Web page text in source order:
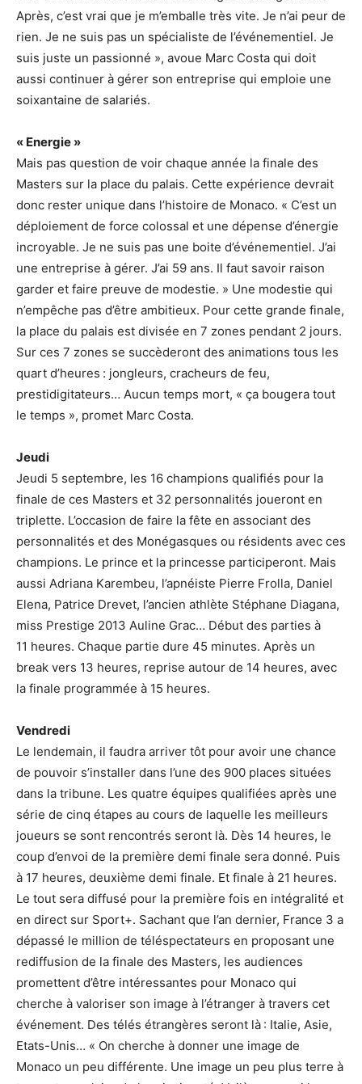
Après, c’est vrai que je m’emballe très vite. Je n’ai peur de
rien. Je ne suis pas un spécialiste de l’événementiel. Je
suis juste un passionné », avoue Marc Costa qui doit
aussi continuer à gérer son entreprise qui emploie une
soixantaine de salariés.
« Energie »
Mais pas question de voir chaque année la finale des
Masters sur la place du palais. Cette expérience devrait
donc rester unique dans l’histoire de Monaco. « C’est un
déploiement de force colossal et une dépense d’énergie
incroyable. Je ne suis pas une boite d’événementiel. J’ai
une entreprise à gérer. J’ai 59 ans. Il faut savoir raison
garder et faire preuve de modestie. » Une modestie qui
n’empêche pas d’être ambitieux. Pour cette grande finale,
la place du palais est divisée en 7 zones pendant 2 jours.
Sur ces 7 zones se succèderont des animations tous les
quart d’heures : jongleurs, cracheurs de feu,
prestidigitateurs… Aucun temps mort, « ça bougera tout
le temps », promet Marc Costa.
Jeudi
Jeudi 5 septembre, les 16 champions qualifiés pour la
finale de ces Masters et 32 personnalités joueront en
triplette. L’occasion de faire la fête en associant des
personnalités et des Monégasques ou résidents avec ces
champions. Le prince et la princesse participeront. Mais
aussi Adriana Karembeu, l’apnéiste Pierre Frolla, Daniel
Elena, Patrice Drevet, l’ancien athlète Stéphane Diagana,
miss Prestige 2013 Auline Grac… Début des parties à
11 heures. Chaque partie dure 45 minutes. Après un
break vers 13 heures, reprise autour de 14 heures, avec
la finale programmée à 15 heures.
Vendredi
Le lendemain, il faudra arriver tôt pour avoir une chance
de pouvoir s’installer dans l’une des 900 places situées
dans la tribune. Les quatre équipes qualifiées après une
série de cinq étapes au cours de laquelle les meilleurs
joueurs se sont rencontrés seront là. Dès 14 heures, le
coup d’envoi de la première demi finale sera donné. Puis
à 17 heures, deuxième demi finale. Et finale à 21 heures.
Le tout sera diffusé pour la première fois en intégralité et
en direct sur Sport+. Sachant que l’an dernier, France 3 a
dépassé le million de téléspectateurs en proposant une
rediffusion de la finale des Masters, les audiences
promettent d’être intéressantes pour Monaco qui
cherche à valoriser son image à l’étranger à travers cet
événement. Des télés étrangères seront là : Italie, Asie,
Etats-Unis… « On cherche à donner une image de
Monaco un peu différente. Une image un peu plus terre à